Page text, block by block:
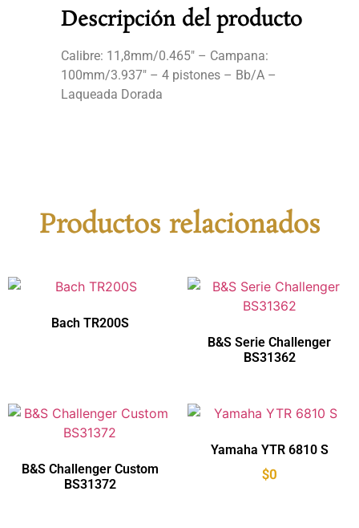
Descripción del producto
Calibre: 11,8mm/0.465″ – Campana:
100mm/3.937″ – 4 pistones – Bb/A –
Laqueada Dorada
Productos relacionados
Bach TR200S
B&S Serie Challenger
BS31362
B&S Challenger Custom
BS31372
Yamaha YTR 6810 S
$0